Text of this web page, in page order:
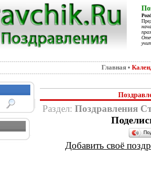
Главная •
Раздел: Поздравления
Добавить своё